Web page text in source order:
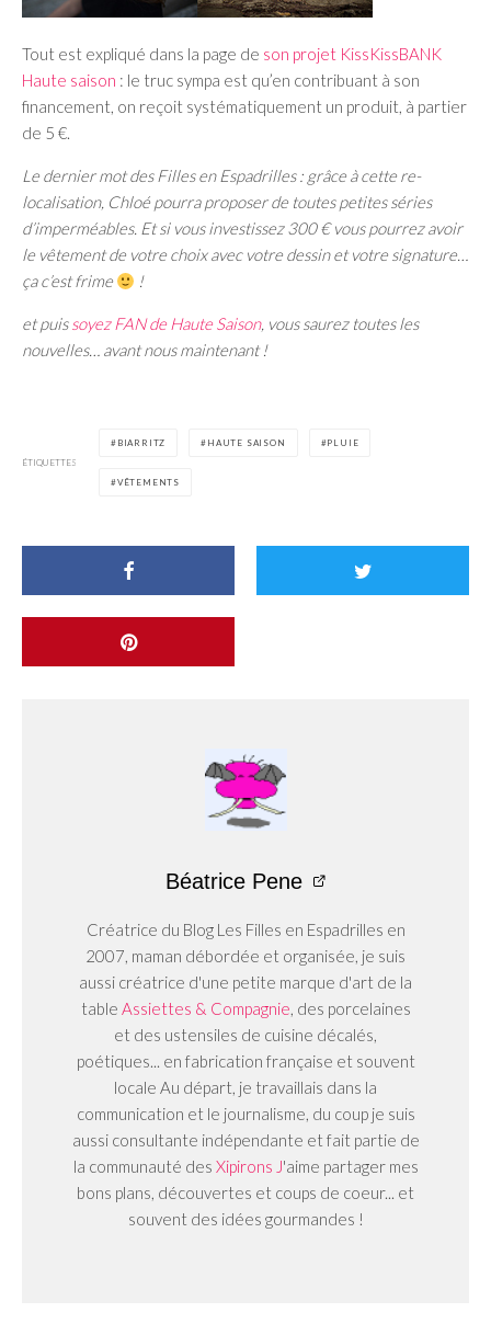
Tout est expliqué dans la page de son projet KissKissBANK
Haute saison : le truc sympa est qu’en contribuant à son
financement, on reçoit systématiquement un produit, à partier
de 5 €.
Le dernier mot des Filles en Espadrilles : grâce à cette re-
localisation, Chloé pourra proposer de toutes petites séries
d’imperméables. Et si vous investissez 300 € vous pourrez avoir
le vêtement de votre choix avec votre dessin et votre signature…
ça c’est frime
!
et puis soyez FAN de Haute Saison, vous saurez toutes les
nouvelles… avant nous maintenant !
ÉTIQUETTES
BIARRITZ HAUTE SAISON PLUIE
VÊTEMENTS
Béatrice Pene
Créatrice du Blog Les Filles en Espadrilles en
2007, maman débordée et organisée, je suis
aussi créatrice d'une petite marque d'art de la
table Assiettes & Compagnie, des porcelaines
et des ustensiles de cuisine décalés,
poétiques... en fabrication française et souvent
locale Au départ, je travaillais dans la
communication et le journalisme, du coup je suis
aussi consultante indépendante et fait partie de
la communauté des Xipirons J'aime partager mes
bons plans, découvertes et coups de coeur... et
souvent des idées gourmandes !